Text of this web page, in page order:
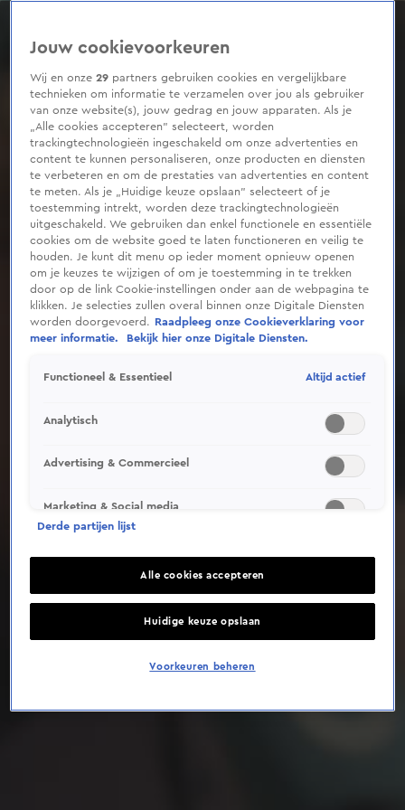
0
seconds
Deze video is niet beschikbaar op je huidige locatie
Jouw cookievoorkeuren
Wij en onze29 partners gebruiken cookies en vergelijkbare
technieken om informatie te verzamelen over jou als gebruiker
van onze website(s), jouw gedrag en jouw apparaten. Als je
„Alle cookies accepteren” selecteert, worden
trackingtechnologieën ingeschakeld om onze advertenties en
content te kunnen personaliseren, onze producten en diensten
te verbeteren en om de prestaties van advertenties en content
te meten. Als je „Huidige keuze opslaan” selecteert of je
toestemming intrekt, worden deze trackingtechnologieën
uitgeschakeld. We gebruiken dan enkel functionele en essentiële
cookies om de website goed te laten functioneren en veilig te
houden. Je kunt dit menu op ieder moment opnieuw openen
om je keuzes te wijzigen of om je toestemming in te trekken
door op de link Cookie-instellingen onder aan de webpagina te
klikken. Je selecties zullen overal binnen onze Digitale Diensten
worden doorgevoerd.
Raadpleeg onze Cookieverklaring voor
meer informatie.
Bekijk hier onze Digitale Diensten.
Functioneel & Essentieel Altijd actief
Analytisch
Advertising & Commercieel
Marketing & Social media
Derde partijen lijst
Alle cookies accepteren
Huidige keuze opslaan
Voorkeuren beheren